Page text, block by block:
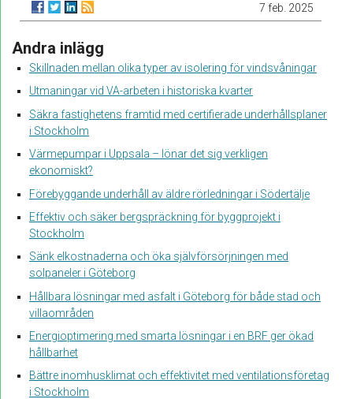
7 feb. 2025
Andra inlägg
Skillnaden mellan olika typer av isolering för vindsvåningar
Utmaningar vid VA-arbeten i historiska kvarter
Säkra fastighetens framtid med certifierade underhållsplaner
i Stockholm
Värmepumpar i Uppsala – lönar det sig verkligen
ekonomiskt?
Förebyggande underhåll av äldre rörledningar i Södertälje
Effektiv och säker bergspräckning för byggprojekt i
Stockholm
Sänk elkostnaderna och öka självförsörjningen med
solpaneler i Göteborg
Hållbara lösningar med asfalt i Göteborg för både stad och
villaområden
Energioptimering med smarta lösningar i en BRF ger ökad
hållbarhet
Bättre inomhusklimat och effektivitet med ventilationsföretag
i Stockholm